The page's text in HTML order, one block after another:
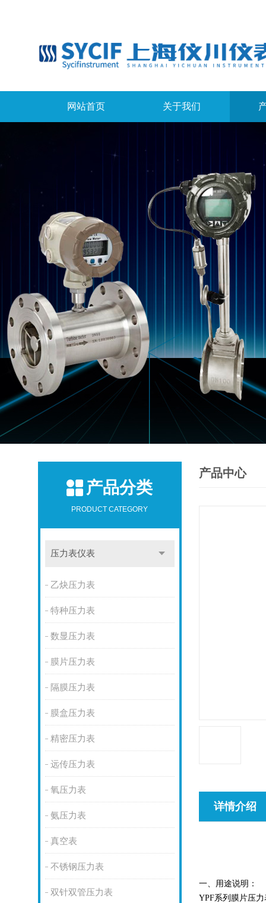
网站首页 关于我们
产品分类
PRODUCT CATEGORY
压力表仪表
乙炔压力表
特种压力表
数显压力表
膜片压力表
隔膜压力表
膜盒压力表
精密压力表
远传压力表
氧压力表
氨压力表
真空表
不锈钢压力表
双针双管压力表
产品中心
详情介绍
一、用途说明：
YPF系列膜片压